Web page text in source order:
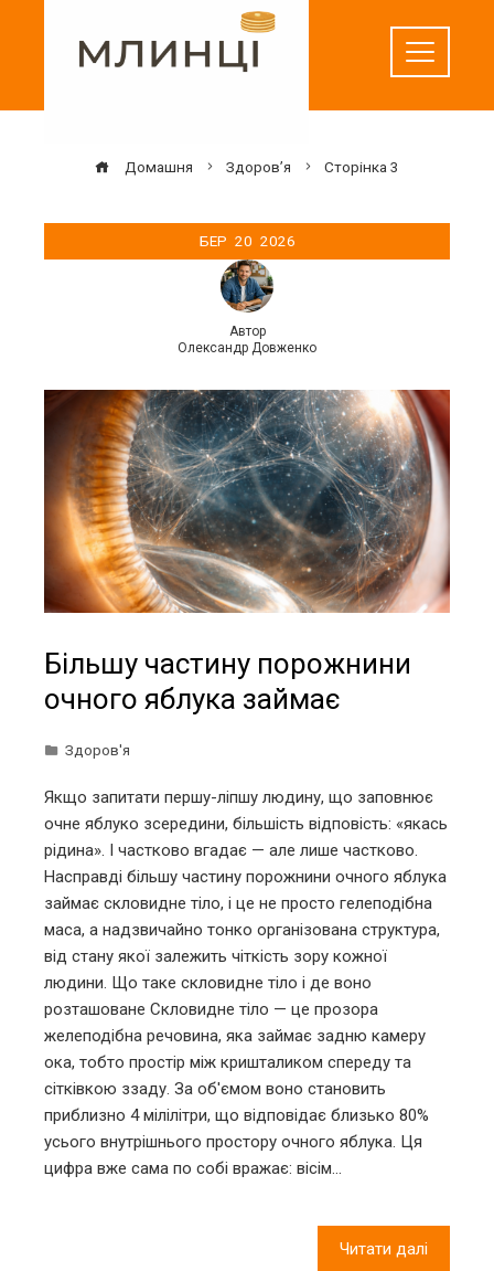
Домашня Здоров’я Сторінка 3
БЕР 20 2026
Автор
Олександр Довженко
Більшу частину порожнини
очного яблука займає
Здоров'я
Якщо запитати першу-ліпшу людину, що заповнює
очне яблуко зсередини, більшість відповість: «якась
рідина». І частково вгадає — але лише частково.
Насправді більшу частину порожнини очного яблука
займає скловидне тіло, і це не просто гелеподібна
маса, а надзвичайно тонко організована структура,
від стану якої залежить чіткість зору кожної
людини. Що таке скловидне тіло і де воно
розташоване Скловидне тіло — це прозора
желеподібна речовина, яка займає задню камеру
ока, тобто простір між кришталиком спереду та
сітківкою ззаду. За об'ємом воно становить
приблизно 4 мілілітри, що відповідає близько 80%
усього внутрішнього простору очного яблука. Ця
цифра вже сама по собі вражає: вісім…
Читати далі